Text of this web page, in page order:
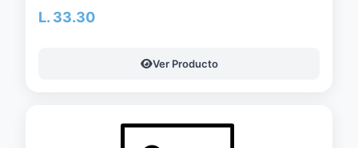
L. 33.30
Ver Producto